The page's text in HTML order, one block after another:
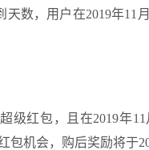
数，用户在2019年11
级红包，且在2019年
机会，购后奖励将于